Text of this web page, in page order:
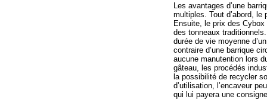
Les avantages d’une
multiples. Tout d’abord, le
Ensuite, le prix des Cybox
des tonneaux
durée de vie moyenne
contraire d’une barrique
aucune manutention lors
gâteau, les procédés
la possibilité de recycler
d’utilisation, l’encaveur
qui lui payera une